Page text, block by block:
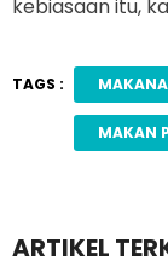
kebiasaan itu,
TAGS :
MAKAN
ARTIKEL